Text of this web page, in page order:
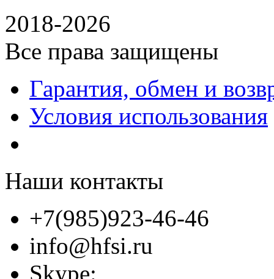
2018-2026
Все права защищены
Гарантия, обмен и
Условия использования
Наши контакты
+7(985)923-46-46
info@hfsi.ru
Skype: